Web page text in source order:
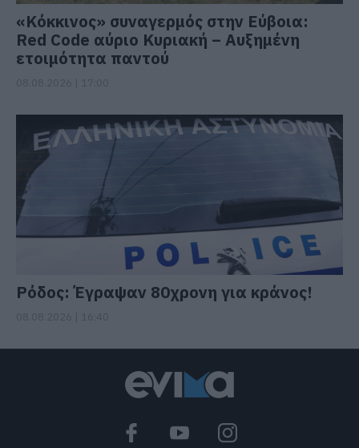
«Κόκκινος» συναγερμός στην Εύβοια:
Red Code αύριο Κυριακή – Αυξημένη
ετοιμότητα παντού
Ρόδος: Έγραψαν 80χρονη για κράνος!